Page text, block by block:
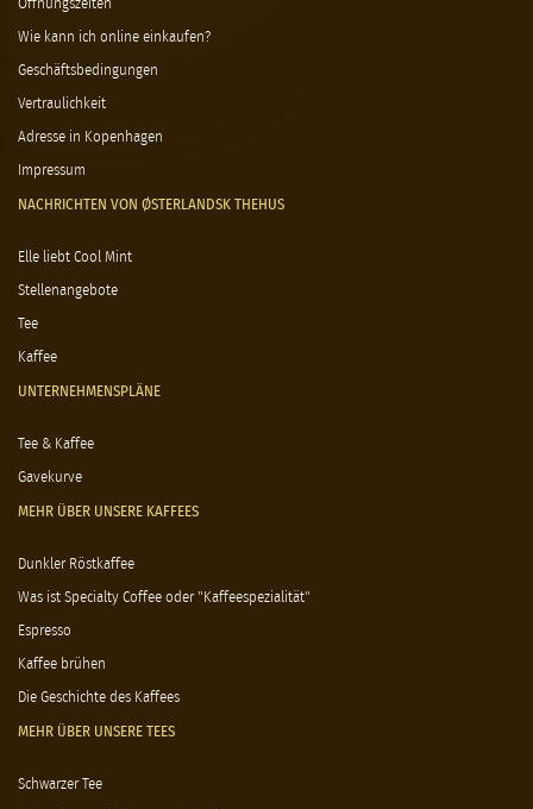
Öffnungszeiten
Wie kann ich online einkaufen?
Geschäftsbedingungen
Vertraulichkeit
Adresse in Kopenhagen
Impressum
NACHRICHTEN VON ØSTERLANDSK THEHUS
Elle liebt Cool Mint
Stellenangebote
Tee
Kaffee
UNTERNEHMENSPLÄNE
Tee & Kaffee
Gavekurve
MEHR ÜBER UNSERE KAFFEES
Dunkler Röstkaffee
Was ist Specialty Coffee oder "Kaffeespezialität"
Espresso
Kaffee brühen
Die Geschichte des Kaffees
MEHR ÜBER UNSERE TEES
Schwarzer Tee